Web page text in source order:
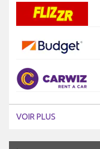
VOIR PLUS